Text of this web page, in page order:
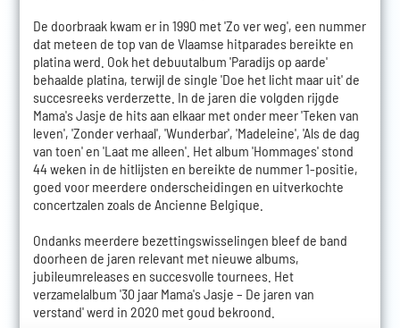
De doorbraak kwam er in 1990 met 'Zo ver weg', een nummer
dat meteen de top van de Vlaamse hitparades bereikte en
platina werd. Ook het debuutalbum 'Paradijs op aarde'
behaalde platina, terwijl de single 'Doe het licht maar uit' de
succesreeks verderzette. In de jaren die volgden rijgde
Mama's Jasje de hits aan elkaar met onder meer 'Teken van
leven', 'Zonder verhaal', 'Wunderbar', 'Madeleine', 'Als de dag
van toen' en 'Laat me alleen'. Het album 'Hommages' stond
44 weken in de hitlijsten en bereikte de nummer 1-positie,
goed voor meerdere onderscheidingen en uitverkochte
concertzalen zoals de Ancienne Belgique.
Ondanks meerdere bezettingswisselingen bleef de band
doorheen de jaren relevant met nieuwe albums,
jubileumreleases en succesvolle tournees. Het
verzamelalbum '30 jaar Mama's Jasje – De jaren van
verstand' werd in 2020 met goud bekroond.